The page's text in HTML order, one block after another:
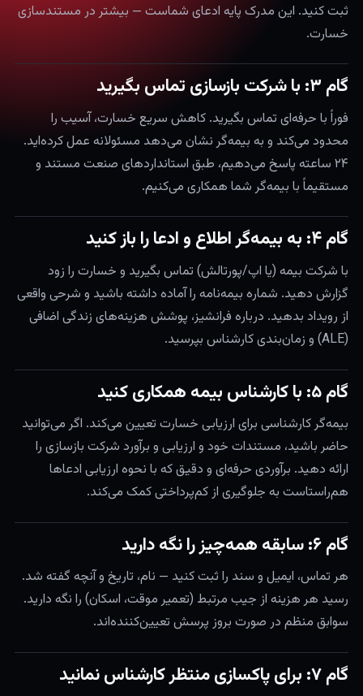
ثبت کنید. این مدرک پایه ادعای شماست — بیشتر در مستندسازی
خسارت.
گام ۳: با شرکت بازسازی تماس بگیرید
فوراً با حرفه‌ای تماس بگیرید. کاهش سریع خسارت، آسیب را
محدود می‌کند و به بیمه‌گر نشان می‌دهد مسئولانه عمل کرده‌اید.
۲۴ ساعته پاسخ می‌دهیم، طبق استانداردهای صنعت مستند و
مستقیماً با بیمه‌گر شما همکاری می‌کنیم.
گام ۴: به بیمه‌گر اطلاع و ادعا را باز کنید
با شرکت بیمه (یا اپ/پورتالش) تماس بگیرید و خسارت را زود
گزارش دهید. شماره بیمه‌نامه را آماده داشته باشید و شرحی واقعی
از رویداد بدهید. درباره فرانشیز، پوشش هزینه‌های زندگی اضافی
(ALE) و زمان‌بندی کارشناس بپرسید.
گام ۵: با کارشناس بیمه همکاری کنید
بیمه‌گر کارشناسی برای ارزیابی خسارت تعیین می‌کند. اگر می‌توانید
حاضر باشید، مستندات خود و ارزیابی و برآورد شرکت بازسازی را
ارائه دهید. برآوردی حرفه‌ای و دقیق که با نحوه ارزیابی ادعاها
هم‌راستاست به جلوگیری از کم‌پرداختی کمک می‌کند.
گام ۶: سابقه همه‌چیز را نگه دارید
هر تماس، ایمیل و سند را ثبت کنید — نام، تاریخ و آنچه گفته شد.
رسید هر هزینه از جیب مرتبط (تعمیر موقت، اسکان) را نگه دارید.
سوابق منظم در صورت بروز پرسش تعیین‌کننده‌اند.
گام ۷: برای پاکسازی منتظر کارشناس نمانید